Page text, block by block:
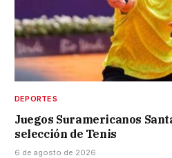
DEPORTES
Juegos Suramericanos
selección de Tenis
6 de agosto de 2026